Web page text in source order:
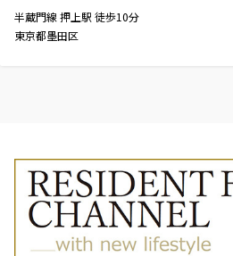
半蔵門線 押上駅 徒歩10分
東京都墨田区